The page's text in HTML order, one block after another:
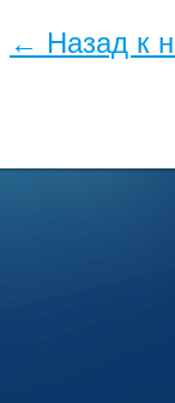
← Назад к